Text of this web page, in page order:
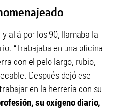
allá por los 90, llamaba la
“Trabajaba en una oficina
con el pelo largo, rubio,
Después dejó ese
en la herrería con su
su oxígeno diario,